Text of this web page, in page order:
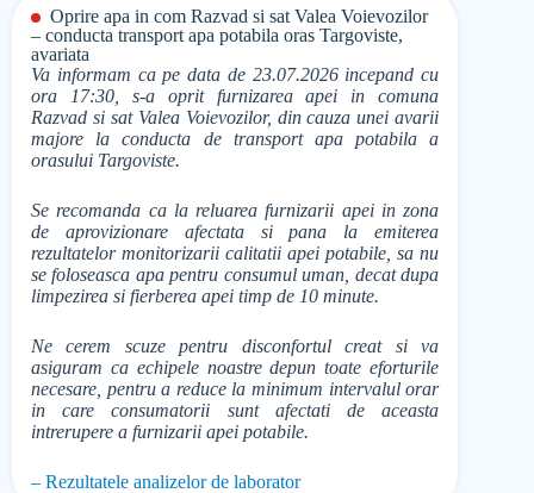
Oprire apa in com Razvad si sat Valea Voievozilor
– conducta transport apa potabila oras Targoviste,
avariata
Va informam ca pe data de 23.07.2026 incepand cu
ora 17:30, s-a oprit furnizarea apei in comuna
Razvad si sat Valea Voievozilor, din cauza unei avarii
majore la conducta de transport apa potabila a
orasului Targoviste.
Se recomanda ca la reluarea furnizarii apei in zona
de aprovizionare afectata si pana la emiterea
rezultatelor monitorizarii calitatii apei potabile, sa nu
se foloseasca apa pentru consumul uman, decat dupa
limpezirea si fierberea apei timp de 10 minute.
Ne cerem scuze pentru disconfortul creat si va
asiguram ca echipele noastre depun toate eforturile
necesare, pentru a reduce la minimum intervalul orar
in care consumatorii sunt afectati de aceasta
intrerupere a furnizarii apei potabile.
– Rezultatele analizelor de laborator